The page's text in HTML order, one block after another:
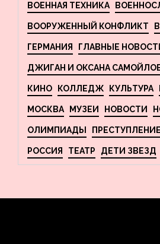
ВОЕННАЯ ТЕХНИКА
ВООРУЖЕННЫЙ КОНФЛИКТ
ГЕРМАНИЯ ГЛАВНЫЕ
ДЖИГАН И ОКСАНА
КИНО КОЛЛЕДЖ КУЛЬТУРА
МОСКВА МУЗЕИ НОВОСТИ
ОЛИМПИАДЫ ПРЕСТУПЛЕНИЕ
РОССИЯ ТЕАТР ДЕТИ ЗВЕЗД